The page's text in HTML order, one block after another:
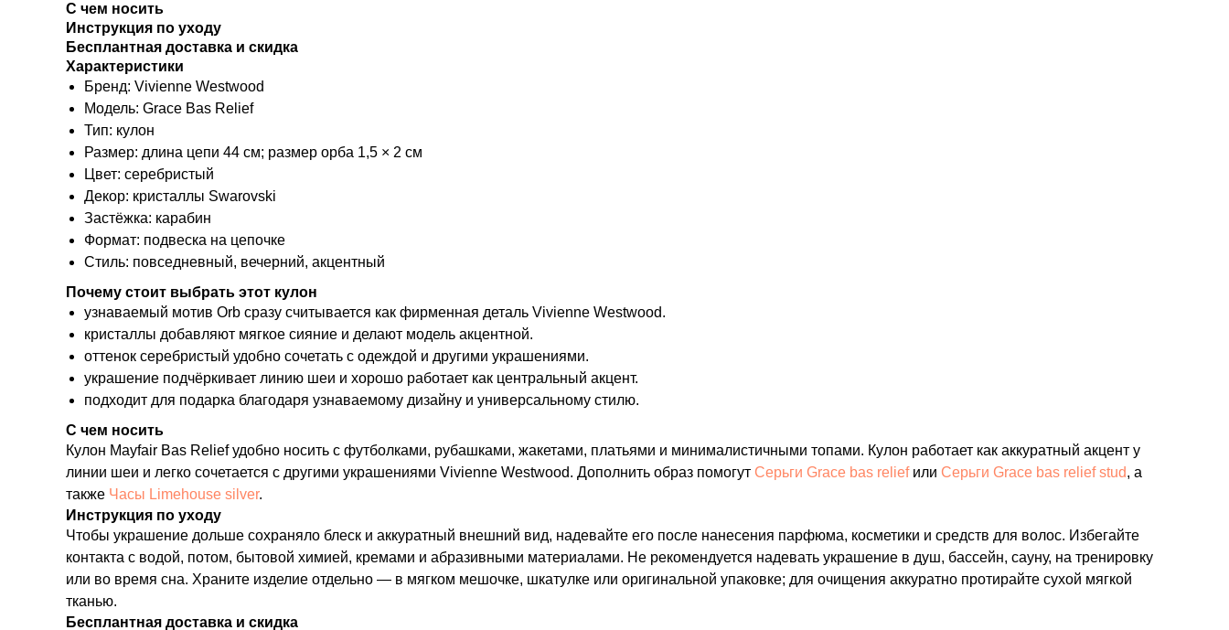
С чем носить
Инструкция по уходу
Бесплантная доставка и скидка
Характеристики
Бренд: Vivienne Westwood
Модель: Grace Bas Relief
Тип: кулон
Размер: длина цепи 44 см; размер орба 1,5 × 2 см
Цвет: серебристый
Декор: кристаллы Swarovski
Застёжка: карабин
Формат: подвеска на цепочке
Стиль: повседневный, вечерний, акцентный
Почему стоит выбрать этот кулон
узнаваемый мотив Orb сразу считывается как фирменная деталь Vivienne Westwood.
кристаллы добавляют мягкое сияние и делают модель акцентной.
оттенок серебристый удобно сочетать с одеждой и другими украшениями.
украшение подчёркивает линию шеи и хорошо работает как центральный акцент.
подходит для подарка благодаря узнаваемому дизайну и универсальному стилю.
С чем носить
Кулон Mayfair Bas Relief удобно носить с футболками, рубашками, жакетами, платьями и минималистичными топами. Кулон работает как аккуратный акцент у
линии шеи и легко сочетается с другими украшениями Vivienne Westwood. Дополнить образ помогут Серьги Grace bas reliefили Серьги Grace bas relief stud, а
также Часы Limehouse silver.
Инструкция по уходу
Чтобы украшение дольше сохраняло блеск и аккуратный внешний вид, надевайте его после нанесения парфюма, косметики и средств для волос. Избегайте
контакта с водой, потом, бытовой химией, кремами и абразивными материалами. Не рекомендуется надевать украшение в душ, бассейн, сауну, на тренировку
или во время сна. Храните изделие отдельно — в мягком мешочке, шкатулке или оригинальной упаковке; для очищения аккуратно протирайте сухой мягкой
тканью.
Бесплантная доставка и скидка